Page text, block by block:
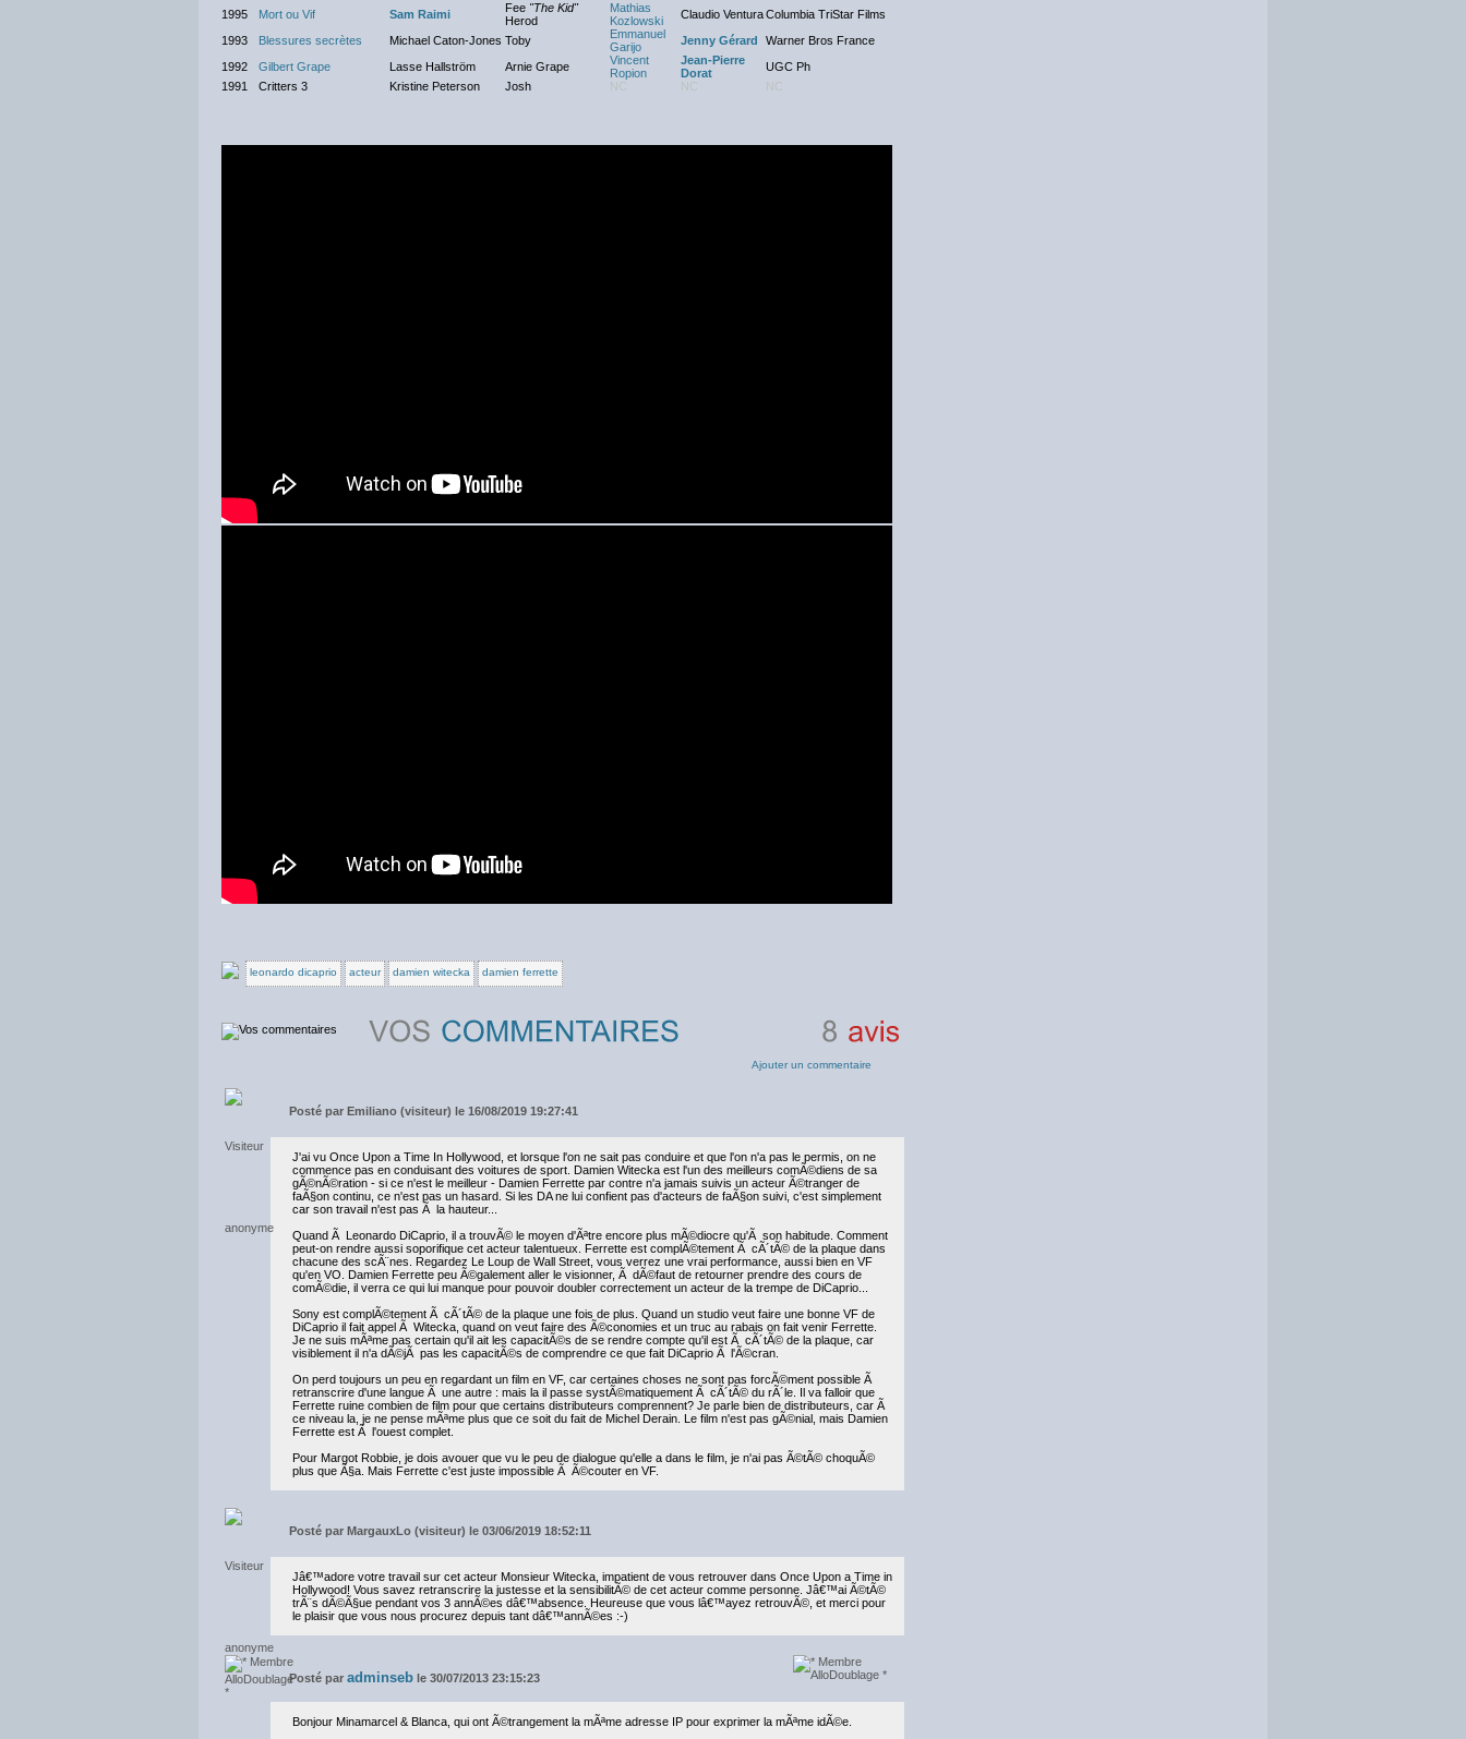
1995 Mort ou Vif Sam Raimi Fee "The Kid"
Herod
Mathias
Kozlowski
Claudio VenturaColumbia TriStar Films
1993
Blessures secrètes Michael Caton-Jones Toby
Emmanuel
Garijo
Jenny Gérard
Warner Bros France
1992
Gilbert Grape Lasse Hallström Arnie Grape
Vincent
Ropion
Jean-Pierre
Dorat
UGC Ph
1991
Critters 3 Kristine Peterson Josh NC NC NC
leonardo dicaprio acteur damien witecka damien ferrette
Ajouter un commentaire
Posté par Emiliano (visiteur) le 16/08/2019 19:27:41
J'ai vu Once Upon a Time In Hollywood, et lorsque l'on ne sait pas conduire et que l'on n'a pas le permis, on ne
commence pas en conduisant des voitures de sport. Damien Witecka est l'un des meilleurs comÃ©diens de sa
gÃ©nÃ©ration - si ce n'est le meilleur - Damien Ferrette par contre n'a jamais suivis un acteur Ã©tranger de
faÃ§on continu, ce n'est pas un hasard. Si les DA ne lui confient pas d'acteurs de faÃ§on suivi, c'est simplement
car son travail n'est pas Ã la hauteur...
Quand Ã Leonardo DiCaprio, il a trouvÃ© le moyen d'Ãªtre encore plus mÃ©diocre qu'Ã son habitude. Comment
peut-on rendre aussi soporifique cet acteur talentueux. Ferrette est complÃ©tement Ã cÃ´tÃ© de la plaque dans
chacune des scÃ¨nes. Regardez Le Loup de Wall Street, vous verrez une vrai performance, aussi bien en VF
qu'en VO. Damien Ferrette peu Ã©galement aller le visionner, Ã dÃ©faut de retourner prendre des cours de
comÃ©die, il verra ce qui lui manque pour pouvoir doubler correctement un acteur de la trempe de DiCaprio...
Sony est complÃ©tement Ã cÃ´tÃ© de la plaque une fois de plus. Quand un studio veut faire une bonne VF de
DiCaprio il fait appel Ã Witecka, quand on veut faire des Ã©conomies et un truc au rabais on fait venir Ferrette.
Je ne suis mÃªme pas certain qu'il ait les capacitÃ©s de se rendre compte qu'il est Ã cÃ´tÃ© de la plaque, car
visiblement il n'a dÃ©jÃ pas les capacitÃ©s de comprendre ce que fait DiCaprio Ã l'Ã©cran.
On perd toujours un peu en regardant un film en VF, car certaines choses ne sont pas forcÃ©ment possible Ã
retranscrire d'une langue Ã une autre : mais la il passe systÃ©matiquement Ã cÃ´tÃ© du rÃ´le. Il va falloir que
Ferrette ruine combien de film pour que certains distributeurs comprennent? Je parle bien de distributeurs, car Ã
ce niveau la, je ne pense mÃªme plus que ce soit du fait de Michel Derain. Le film n'est pas gÃ©nial, mais Damien
Ferrette est Ã l'ouest complet.
Pour Margot Robbie, je dois avouer que vu le peu de dialogue qu'elle a dans le film, je n'ai pas Ã©tÃ© choquÃ©
plus que Ã§a. Mais Ferrette c'est juste impossible Ã Ã©couter en VF.
Posté par MargauxLo (visiteur) le 03/06/2019 18:52:11
Jâ€™adore votre travail sur cet acteur Monsieur Witecka, impatient de vous retrouver dans Once Upon a Time in
Hollywood! Vous savez retranscrire la justesse et la sensibilitÃ© de cet acteur comme personne. Jâ€™ai Ã©tÃ©
trÃ¨s dÃ©Ã§ue pendant vos 3 annÃ©es dâ€™absence. Heureuse que vous lâ€™ayez retrouvÃ©, et merci pour
le plaisir que vous nous procurez depuis tant dâ€™annÃ©es :-)
Posté par adminseb le 30/07/2013 23:15:23
Bonjour Minamarcel & Blanca, qui ont Ã©trangement la mÃªme adresse IP pour exprimer la mÃªme idÃ©e.